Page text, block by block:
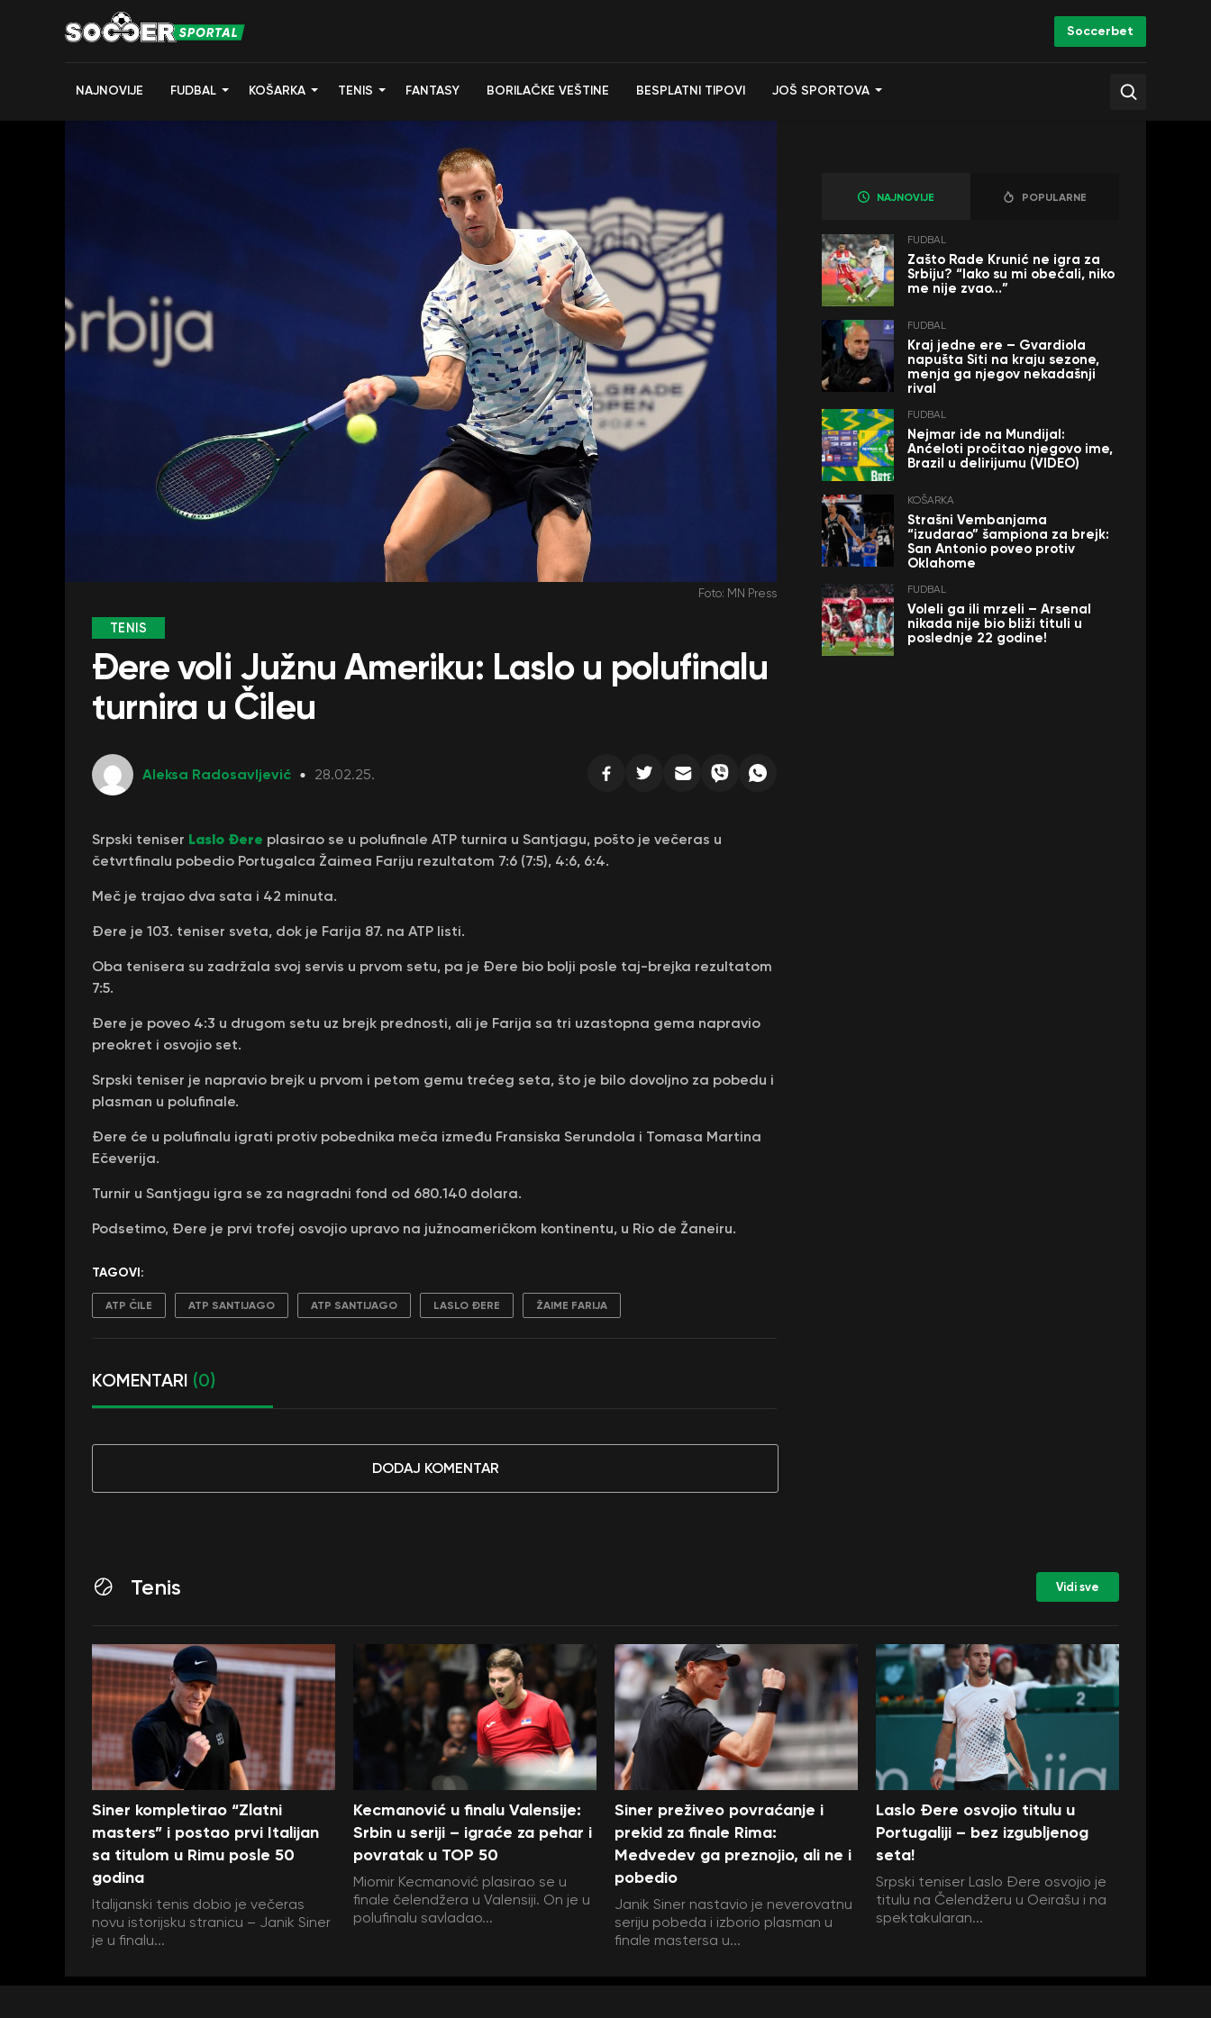
Soccerbet
NAJNOVIJE FUDBAL KOŠARKA TENIS FANTASY BORILAČKE VEŠTINE BESPLATNI TIPOVI JOŠ SPORTOVA
Foto: MN Press
TENIS
Đere voli Južnu Ameriku: Laslo u polufinalu
turnira u Čileu
Aleksa Radosavljević 28.02.25.
Srpski teniser Laslo Đere plasirao se u polufinale ATP turnira u Santjagu, pošto je večeras u
četvrtfinalu pobedio Portugalca Žaimea Fariju rezultatom 7:6 (7:5), 4:6, 6:4.
Meč je trajao dva sata i 42 minuta.
Đere je 103. teniser sveta, dok je Farija 87. na ATP listi.
Oba tenisera su zadržala svoj servis u prvom setu, pa je Đere bio bolji posle taj-brejka rezultatom
7:5.
Đere je poveo 4:3 u drugom setu uz brejk prednosti, ali je Farija sa tri uzastopna gema napravio
preokret i osvojio set.
Srpski teniser je napravio brejk u prvom i petom gemu trećeg seta, što je bilo dovoljno za pobedu i
plasman u polufinale.
Đere će u polufinalu igrati protiv pobednika meča između Fransiska Serundola i Tomasa Martina
Ečeverija.
Turnir u Santjagu igra se za nagradni fond od 680.140 dolara.
Podsetimo, Đere je prvi trofej osvojio upravo na južnoameričkom kontinentu, u Rio de Žaneiru.
TAGOVI:
ATP ČILE ATP SANTIJAGO ATP SANTIJAGO LASLO ĐERE ŽAIME FARIJA
KOMENTARI (0)
DODAJ KOMENTAR
NAJNOVIJE POPULARNE
FUDBAL
Zašto Rade Krunić ne igra za
Srbiju? “Iako su mi obećali, niko
me nije zvao…”
FUDBAL
Kraj jedne ere – Gvardiola
napušta Siti na kraju sezone,
menja ga njegov nekadašnji
rival
FUDBAL
Nejmar ide na Mundijal:
Anćeloti pročitao njegovo ime,
Brazil u delirijumu (VIDEO)
KOŠARKA
Strašni Vembanjama
“izudarao” šampiona za brejk:
San Antonio poveo protiv
Oklahome
FUDBAL
Voleli ga ili mrzeli – Arsenal
nikada nije bio bliži tituli u
poslednje 22 godine!
Tenis Vidi sve
Siner kompletirao “Zlatni
masters” i postao prvi Italijan
sa titulom u Rimu posle 50
godina
Italijanski tenis dobio je večeras
novu istorijsku stranicu – Janik Siner
je u finalu...
Kecmanović u finalu Valensije:
Srbin u seriji – igraće za pehar i
povratak u TOP 50
Miomir Kecmanović plasirao se u
finale čelendžera u Valensiji. On je u
polufinalu savladao...
Siner preživeo povraćanje i
prekid za finale Rima:
Medvedev ga preznojio, ali ne i
pobedio
Janik Siner nastavio je neverovatnu
seriju pobeda i izborio plasman u
finale mastersa u...
Laslo Đere osvojio titulu u
Portugaliji – bez izgubljenog
seta!
Srpski teniser Laslo Đere osvojio je
titulu na Čelendžeru u Oeirašu i na
spektakularan...